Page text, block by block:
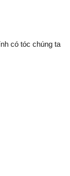
có tóc chúng ta